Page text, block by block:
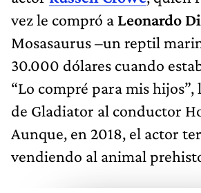
vez le compró a Leonardo
Mosasaurus –un reptil
30.000 dólares cuando
“Lo compré para mis
de Gladiator al conductor
Aunque, en 2018, el actor
vendiendo al animal